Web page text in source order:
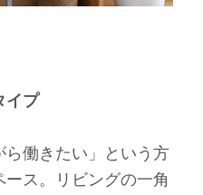
イプ
ら働きたい」という方
ス。リビングの一角